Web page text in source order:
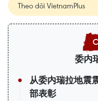
Theo dõi VietnamPlus
委内
从委内瑞拉地震
部表彰